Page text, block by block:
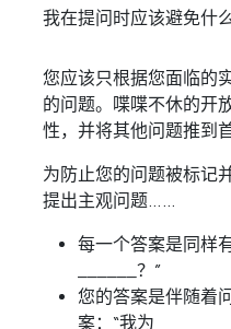
我在提问时应该避免什么
您应该只根据您面临的
的问题。喋喋不休的开
性，并将其他问题推到
为防止您的问题被标记
提出主观问题……
每一个答案是同样
______？”
您的答案是伴随着
案：“我为